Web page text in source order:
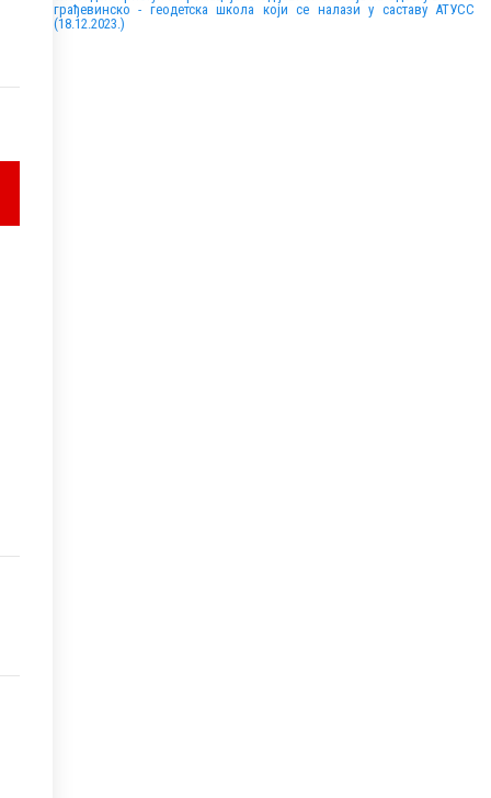
грађевинско - геодетска школа који се налази у саставу АТУСС
(18.12.2023.)